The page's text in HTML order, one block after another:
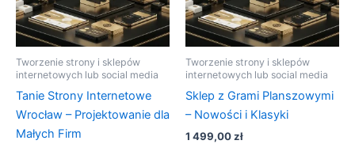
Tworzenie strony i sklepów
internetowych lub social media
Tanie Strony Internetowe
Wrocław – Projektowanie dla
Małych Firm
Tworzenie strony i sklepów
internetowych lub social media
Sklep z Grami Planszowymi
– Nowości i Klasyki
1 499,00zł